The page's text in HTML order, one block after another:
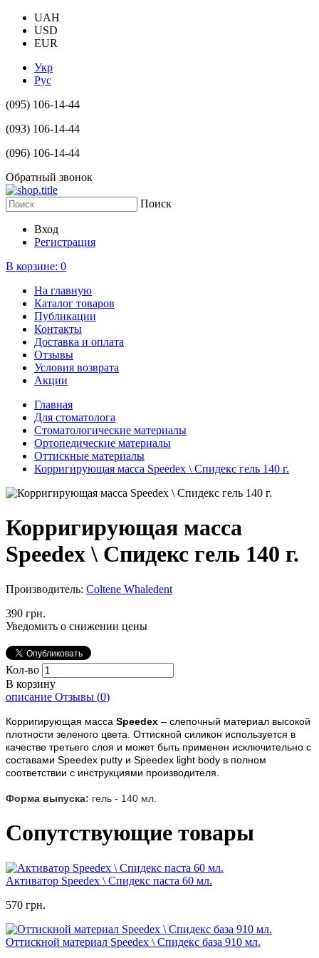
UAH
USD
EUR
Укр
Рус
(095) 106-14-44
(093) 106-14-44
(096) 106-14-44
Обратный звонок
Поиск
Вход
Регистрация
В корзине: 0
На главную
Каталог товаров
Публикации
Контакты
Доставка и оплата
Отзывы
Условия возврата
Акции
Главная
Для стоматолога
Стоматологические материалы
Ортопедические материалы
Оттискные материалы
Корригирующая масса Speedex \ Спидекс гель 140 г.
Корригирующая масса
Speedex \ Спидекс гель 140 г.
Производитель: Coltene Whaledent
390 грн.
Уведомить о снижении цены
Кол-во
В корзину
описание Отзывы (0)
Корригирующая масса Speedex – слепочный материал высокой
плотности зеленого цвета. Оттискной силикон используется в
качестве третьего слоя и может быть применен исключительно с
составами Speedex putty и Speedex light body в полном
соответствии с инструкциями производителя.
Форма выпуска: гель - 140 мл.
Сопутствующие товары
Активатор Speedex \ Спидекс паста 60 мл.
570 грн.
Оттискной материал Speedex \ Спидекс база 910 мл.